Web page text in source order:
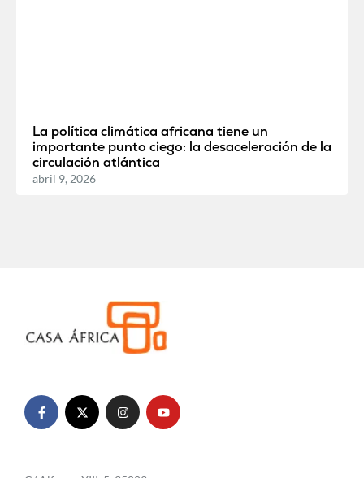
La política climática africana tiene un
importante punto ciego: la desaceleración de la
circulación atlántica
abril 9, 2026